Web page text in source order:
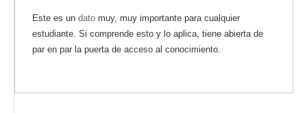
Este es un dato muy, muy importante para cualquier
estudiante. Si comprende esto y lo aplica, tiene abierta de
par en par la puerta de acceso al conocimiento.